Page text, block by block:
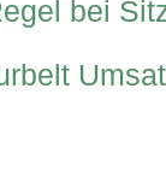
bei